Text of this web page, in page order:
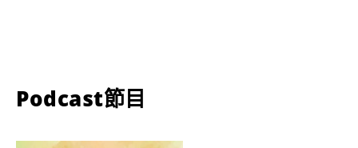
Podcast節目